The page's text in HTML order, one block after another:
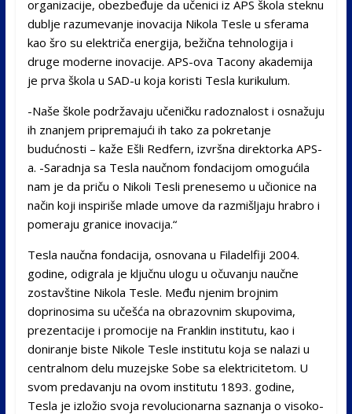
organizacije, obezbeđuje da učenici iz APS škola steknu
dublje razumevanje inovacija Nikola Tesle u sferama
kao šro su električa energija, bežična tehnologija i
druge moderne inovacije. APS-ova Tacony akademija
je prva škola u SAD-u koja koristi Tesla kurikulum.
-Naše škole podržavaju učeničku radoznalost i osnažuju
ih znanjem pripremajući ih tako za pokretanje
budućnosti – kaže Ešli Redfern, izvršna direktorka APS-
a. -Saradnja sa Tesla naučnom fondacijom omogućila
nam je da priču o Nikoli Tesli prenesemo u učionice na
način koji inspiriše mlade umove da razmišljaju hrabro i
pomeraju granice inovacija.“
Tesla naučna fondacija, osnovana u Filadelfiji 2004.
godine, odigrala je ključnu ulogu u očuvanju naučne
zostavštine Nikola Tesle. Među njenim brojnim
doprinosima su učešća na obrazovnim skupovima,
prezentacije i promocije na Franklin institutu, kao i
doniranje biste Nikole Tesle institutu koja se nalazi u
centralnom delu muzejske Sobe sa elektricitetom. U
svom predavanju na ovom institutu 1893. godine,
Tesla je izložio svoja revolucionarna saznanja o visoko-